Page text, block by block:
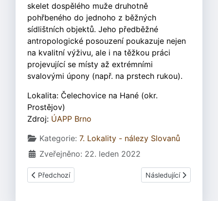
skelet dospělého muže druhotně
pohřbeného do jednoho z běžných
sídlištních objektů. Jeho předběžné
antropologické posouzení poukazuje nejen
na kvalitní výživu, ale i na těžkou práci
projevující se místy až extrémními
svalovými úpony (např. na prstech rukou).
Lokalita: Čelechovice na Hané (okr.
Prostějov)
Zdroj: ÚAPP Brno
Základní údaje
Kategorie: 7. Lokality - nálezy Slovanů
Zveřejněno: 22. leden 2022
Předchozí článek: Lány u Břeclavi - drak požírající žábu
Předchozí Další článek: Lány u
Následující